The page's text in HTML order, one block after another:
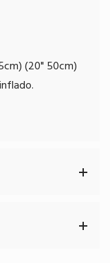
(20" 50cm)